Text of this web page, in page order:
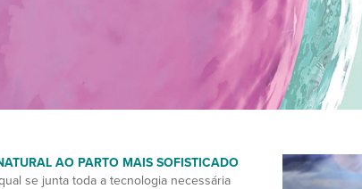
AO PARTO MAIS SOFISTICADO
se junta toda a tecnologia necessária